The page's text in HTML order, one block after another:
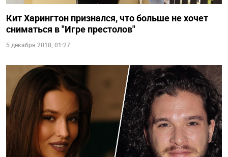
Кит Харингтон признался, что больше не хочет
сниматься в "Игре престолов"
5 декабря 2018, 01:27